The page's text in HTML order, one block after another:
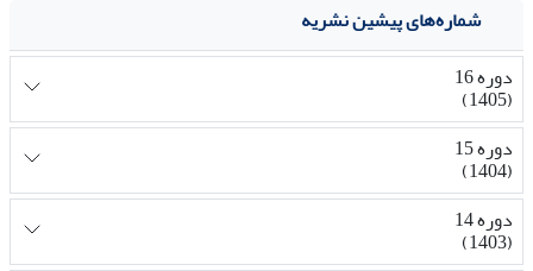
شماره‌های پیشین نشریه
دوره 16
(1405)
دوره 15
(1404)
دوره 14
(1403)